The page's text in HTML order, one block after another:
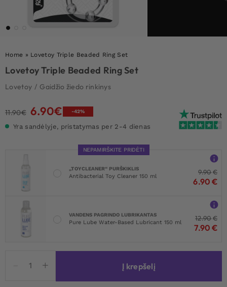
Home » Lovetoy Triple Beaded Ring Set
Lovetoy Triple Beaded Ring Set
Lovetoy / Gaidžio žiedo rinkinys
11.90€ Original
6.90€ Current
6.90€.
-42%
Yra sandėlyje, pristatymas per 2-4 dienas
NEPAMIRŠKITE PRIDĖTI
„TOYCLEANER“ PURŠKIKLIS
Antibacterial Toy Cleaner 150 ml
9.90€
6.90 €
VANDENS PAGRINDO LUBRIKANTAS
Pure Lube Water-Based Lubricant 150 ml
12.90€
7.90 €
kiekis:
Lovetoy
Į krepšelį